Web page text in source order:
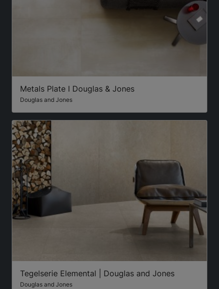
Metals Plate I Douglas & Jones
Douglas and Jones
Tegelserie Elemental | Douglas and Jones
Douglas and Jones